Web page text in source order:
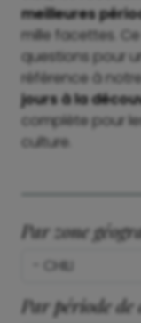
meilleures
mille facettes.
questions pour
référence à
jours à la
complète pour
culture.
Par zone
Par période de